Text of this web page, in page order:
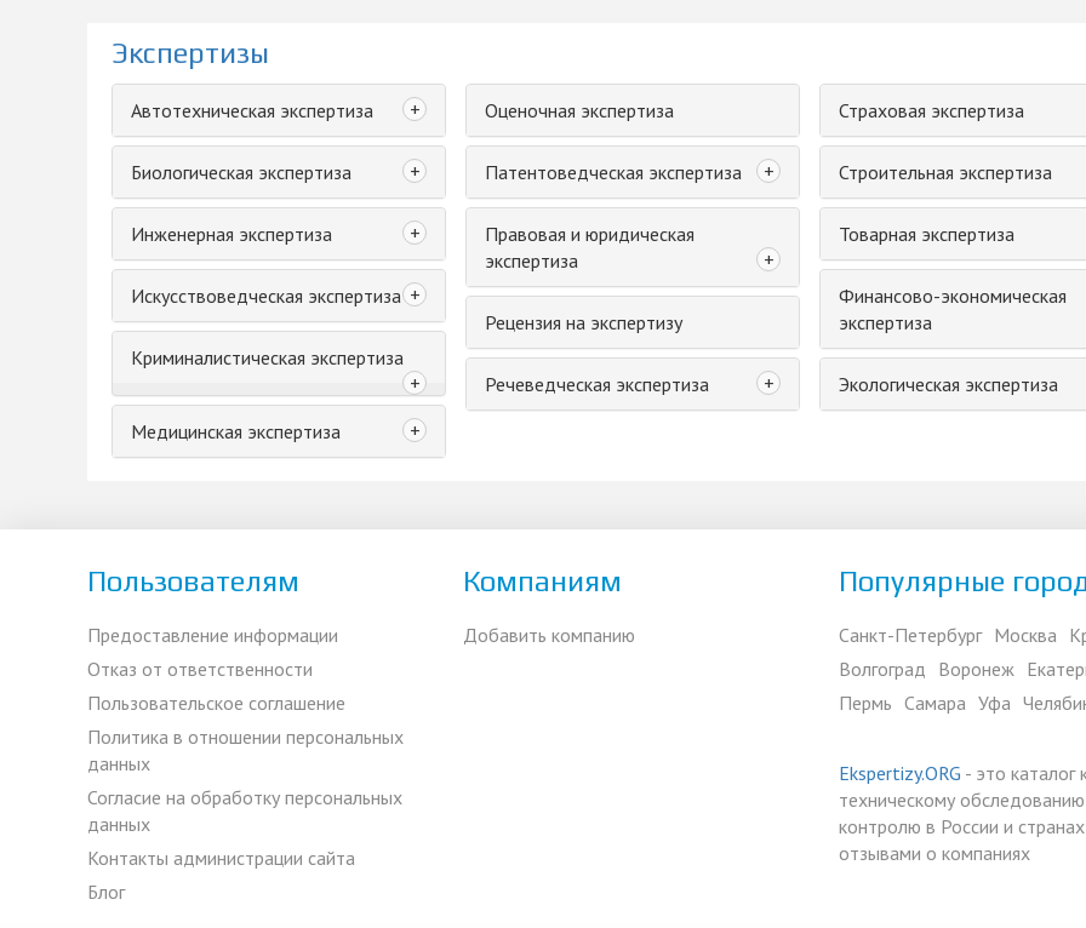
Экспертизы
Автотехническая экспертиза +
Биологическая экспертиза +
Инженерная экспертиза +
Искусствоведческая экспертиза +
Криминалистическая экспертиза
+
Медицинская экспертиза
+
Оценочная экспертиза
Патентоведческая экспертиза +
Правовая и юридическая
экспертиза
+
Рецензия на экспертизу
Речеведческая экспертиза +
Страховая экспертиза
Строительная экспертиза
Товарная экспертиза
Финансово-экономическая
экспертиза
Экологическая экспертиза
Пользователям
Предоставление информации
Отказ от ответственности
Пользовательское соглашение
Политика в отношении персональных
данных
Согласие на обработку персональных
данных
Контакты администрации сайта
Блог
Компаниям
Добавить компанию
Популярные
Санкт-Петербург Москва
Волгоград Воронеж
Пермь Самара Уфа
Ekspertizy.ORG - это каталог
техническому
контролю в России и
отзывами о компаниях